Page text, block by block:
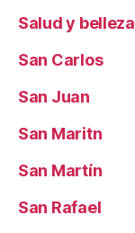
Salud y belleza
San Carlos
San Juan
San Maritn
San Martín
San Rafael